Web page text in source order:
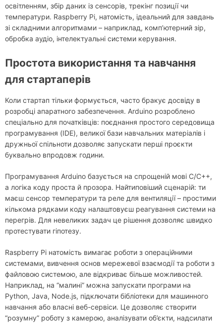
освітленням, збір даних із сенсорів, трекінг позиції чи
температури. Raspberry Pi, натомість, ідеальний для завдань
зі складними алгоритмами – наприклад, комп’ютерний зір,
обробка аудіо, інтелектуальні системи керування.
Простота використання та навчання
для стартаперів
Коли стартап тільки формується, часто бракує досвіду в
розробці апаратного забезпечення. Arduino розроблено
спеціально для початківців: поєднання простого середовища
програмування (IDE), великої бази навчальних матеріалів і
дружньої спільноти дозволяє запускати перші проєкти
буквально впродовж години.
Програмування Arduino базується на спрощеній мові C/C++,
а логіка коду проста й прозора. Найтиповіший сценарій: ти
маєш сенсор температури та реле для вентиляції – простими
кількома рядками коду налаштовуєш реагування системи на
перегрів. Для невеликих задач це рішення дозволяє швидко
протестувати гіпотезу.
Raspberry Pi натомість вимагає роботи з операційними
системами, вивчення основ мережевої взаємодії та роботи з
файловою системою, але відкриває більше можливостей.
Наприклад, на “малині” можна запускати програми на
Python, Java, Node.js, підключати бібліотеки для машинного
навчання або власні веб-сервіси. Це дозволяє створити
“розумну” роботу з камерою, аналізувати об’єкти, надсилати